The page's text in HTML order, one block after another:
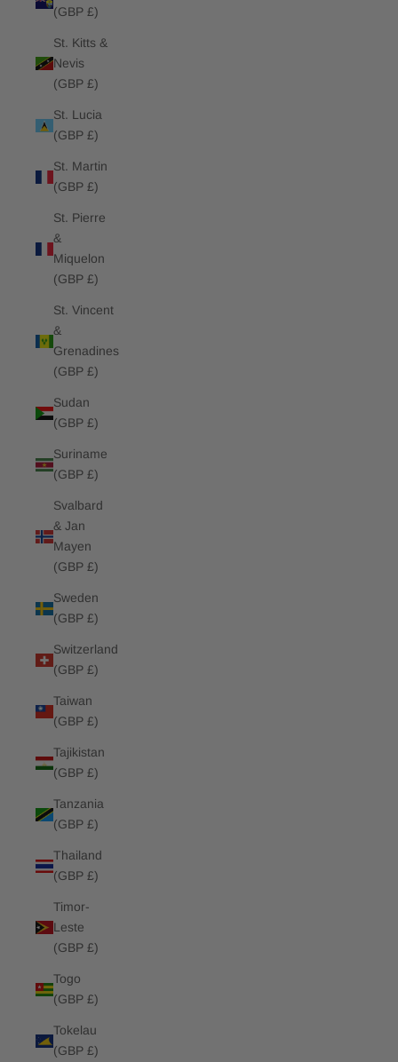
(GBP £)
St. Kitts &
Nevis
(GBP £)
St. Lucia
(GBP £)
St. Martin
(GBP £)
St. Pierre
&
Miquelon
(GBP £)
St. Vincent
&
Grenadines
(GBP £)
Sudan
(GBP £)
Suriname
(GBP £)
Svalbard
& Jan
Mayen
(GBP £)
Sweden
(GBP £)
Switzerland
(GBP £)
Taiwan
(GBP £)
Tajikistan
(GBP £)
Tanzania
(GBP £)
Thailand
(GBP £)
Timor-
Leste
(GBP £)
Togo
(GBP £)
Tokelau
(GBP £)